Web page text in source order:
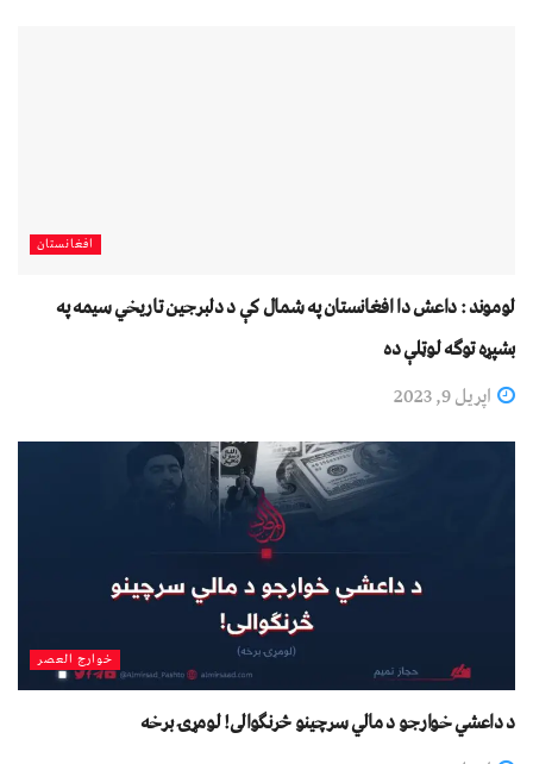
افغانستان
لوموند : داعش دا افغانستان په شمال کې د دلبرجین تاريخي سيمه په
بشپړه توګه لوټلې ده
اپریل 9, 2023
خوارج العصر
د داعشي خوارجو د مالي سرچینو څرنګوالی! لومړۍ برخه